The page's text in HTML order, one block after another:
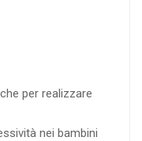
per realizzare
nei bambini